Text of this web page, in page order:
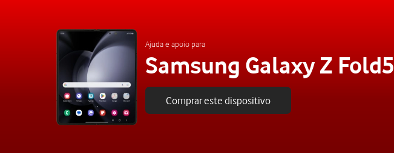
Ajuda e apoio para
Samsung Galaxy Z Fold5
Comprar este dispositivo